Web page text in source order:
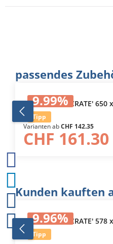
Produktgalerie überspringen
passendes
9.99%
Tipp
Alu-Behälter 'CRATE' 650
Varianten abCHF 142.35
CHF 161.30
Produktgalerie überspringen
Kunden kauften
9.96%
Tipp
Alu-Behälter 'CRATE' 578